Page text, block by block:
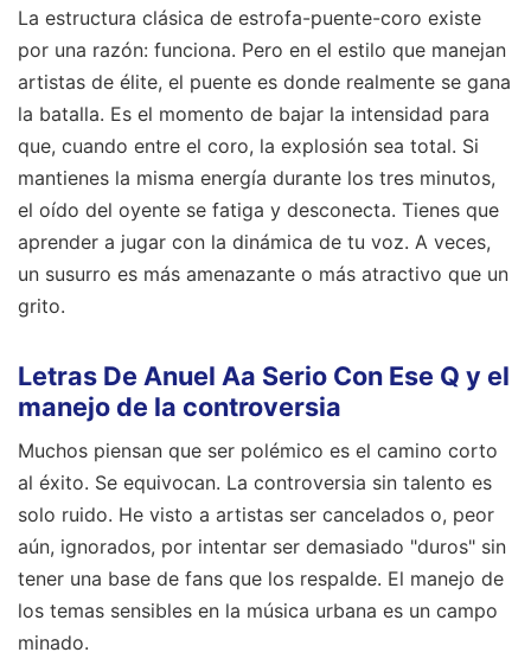
La estructura clásica de estrofa-puente-coro existe
por una razón: funciona. Pero en el estilo que manejan
artistas de élite, el puente es donde realmente se gana
la batalla. Es el momento de bajar la intensidad para
que, cuando entre el coro, la explosión sea total. Si
mantienes la misma energía durante los tres minutos,
el oído del oyente se fatiga y desconecta. Tienes que
aprender a jugar con la dinámica de tu voz. A veces,
un susurro es más amenazante o más atractivo que un
grito.
Letras De Anuel Aa Serio Con Ese Q y el
manejo de la controversia
Muchos piensan que ser polémico es el camino corto
al éxito. Se equivocan. La controversia sin talento es
solo ruido. He visto a artistas ser cancelados o, peor
aún, ignorados, por intentar ser demasiado "duros" sin
tener una base de fans que los respalde. El manejo de
los temas sensibles en la música urbana es un campo
minado.